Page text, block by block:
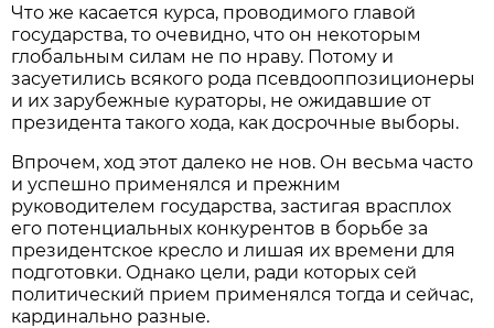
Что же касается курса, проводимого главой
государства, то очевидно, что он некоторым
глобальным силам не по нраву. Потому и
засуетились всякого рода псевдооппозиционеры
и их зарубежные кураторы, не ожидавшие от
президента такого хода, как досрочные выборы.
Впрочем, ход этот далеко не нов. Он весьма часто
и успешно применялся и прежним
руководителем государства, застигая врасплох
его потенциальных конкурентов в борьбе за
президентское кресло и лишая их времени для
подготовки. Однако цели, ради которых сей
политический прием применялся тогда и сейчас,
кардинально разные.